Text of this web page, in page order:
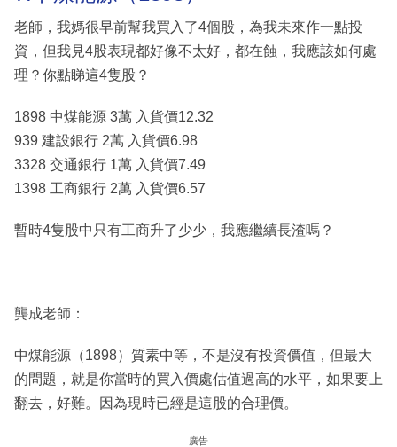
老師，我媽很早前幫我買入了4個股，為我未來作一點投
資，但我見4股表現都好像不太好，都在蝕，我應該如何處
理？你點睇這4隻股？
1898 中煤能源 3萬 入貨價12.32
939 建設銀行 2萬 入貨價6.98
3328 交通銀行 1萬 入貨價7.49
1398 工商銀行 2萬 入貨價6.57
暫時4隻股中只有工商升了少少，我應繼續長渣嗎？
龔成老師：
中煤能源（1898）質素中等，不是沒有投資價值，但最大
的問題，就是你當時的買入價處估值過高的水平，如果要上
翻去，好難。因為現時已經是這股的合理價。
廣告